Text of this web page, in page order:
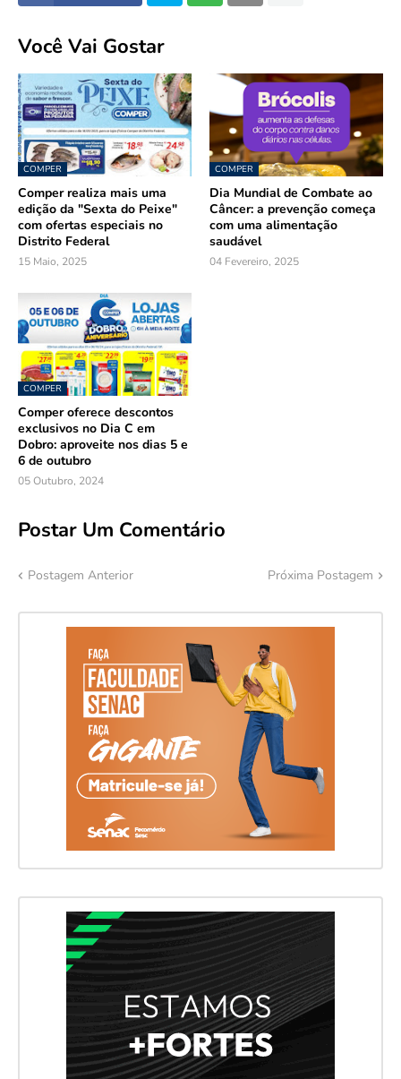
Você Vai Gostar
COMPER
Comper realiza mais uma
edição da "Sexta do Peixe"
com ofertas especiais no
Distrito Federal
15 Maio, 2025
COMPER
Dia Mundial de Combate ao
Câncer: a prevenção começa
com uma alimentação
saudável
04 Fevereiro, 2025
COMPER
Comper oferece descontos
exclusivos no Dia C em
Dobro: aproveite nos dias 5 e
6 de outubro
05 Outubro, 2024
Postar Um Comentário
Postagem Anterior Próxima Postagem